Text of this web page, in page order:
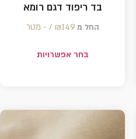
בד ריפוד דגם רומא
החל מ ₪149 /‏‏‎ ‎- מטר
בחר אפשרויות